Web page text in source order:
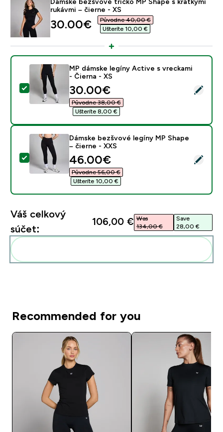
rukávmi – čierne - XS
discounted price
30.00€‎
Původne 40,00 €‎
Ušteríte 10,00 €‎
Vybrať tento produkt - MP dámske legíny Active s
MP dámske legíny Active s vreckami
- Čierna - XS
discounted price
30.00€‎
Původne 38,00 €‎
Ušteríte 8,00 €‎
Vybrať tento produkt - Dámske bezšvové legíny MP
Dámske bezšvové legíny MP Shape
– čierne - XXS
discounted price
46.00€‎
Původne 56,00 €‎
Ušteríte 10,00 €‎
Váš celkový
súčet:
106,00 €‎ Was
134,00 €‎
Save
28,00 €‎
Recommended for you